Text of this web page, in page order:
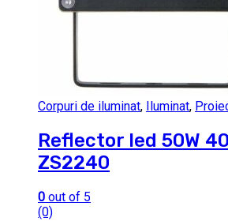
Corpuri de iluminat, Iluminat,
Reflector led 50W
ZS2240
0 out of 5
(0)